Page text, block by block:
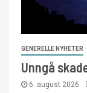
GENERELLE NYHETER
Unngå
6. august 2026